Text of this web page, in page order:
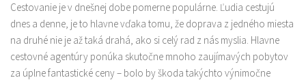
Cestovanie je v dnešnej dobe pomerne populárne. Ľudia cestujú
dnes a denne, je to hlavne vďaka tomu, že doprava z jedného miesta
na druhé nie je až taká drahá, ako si celý rad z nás myslia. Hlavne
cestovné agentúry ponúka skutočne mnoho zaujímavých pobytov
za úplne fantastické ceny – bolo by škoda takýchto výnimočne